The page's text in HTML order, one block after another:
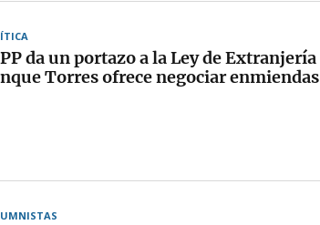
da un portazo a la Ley de Extranjería
Torres ofrece negociar enmiendas